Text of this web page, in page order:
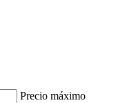
Precio máximo